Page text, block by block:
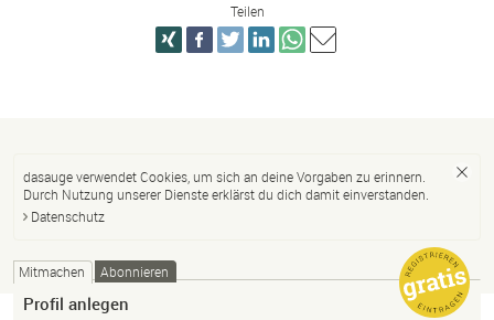
Teilen
dasauge verwendet Cookies, um sich an deine Vorgaben zu erinnern.
Durch Nutzung unserer Dienste erklärst du dich damit einverstanden.
Datenschutz
Mitmachen Abonnieren
Profil anlegen